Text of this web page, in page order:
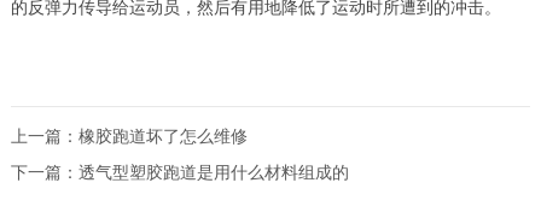
的反弹力传导给运动员，然后有用地降低了运动时所遭到的冲击。
上一篇： 橡胶跑道坏了怎么维修
下一篇： 透气型塑胶跑道是用什么材料组成的